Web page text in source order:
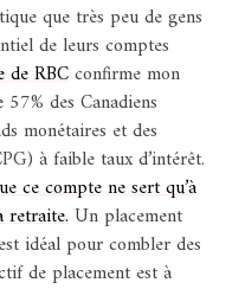
que très peu de gens
de leurs comptes
de RBCconfirme mon
des Canadiens
monétaires et des
à faible taux d’intérêt.
ce compte ne sert qu’à
retraite.Un placement
idéal pour combler des
de placement est à